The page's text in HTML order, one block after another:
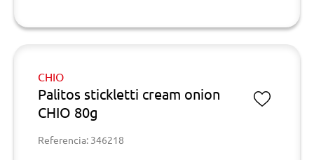
CHIO
Palitos stickletti cream onion
CHIO 80g
Referencia: 346218